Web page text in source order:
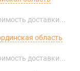
доставки...
область
доставки...